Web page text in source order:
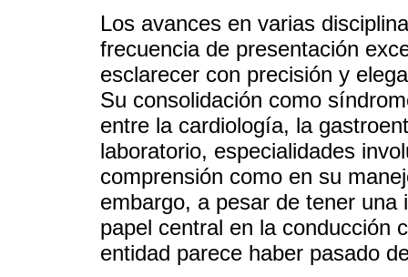
Los avances en varias
frecuencia de presentación
esclarecer con precisión y
Su consolidación como
entre la cardiología, la
laboratorio, especialidades
comprensión como en su
embargo, a pesar de tener una
papel central en la conducción
entidad parece haber pasado